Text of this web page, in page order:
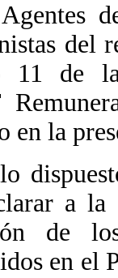
del
11 de
en la
a
de
en el